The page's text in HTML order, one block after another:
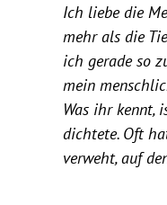
Ich liebe die
mehr als die
ich gerade so
mein
Was ihr kennt,
dichtete. Oft
verweht, auf